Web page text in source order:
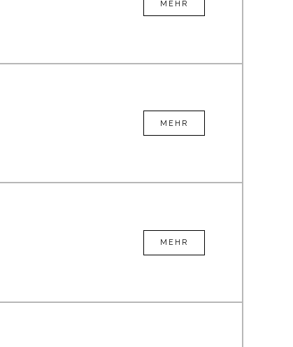
MEHR
MEHR
MEHR